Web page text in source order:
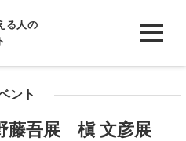
る人の
ント
藤吾展 槇 文彦展